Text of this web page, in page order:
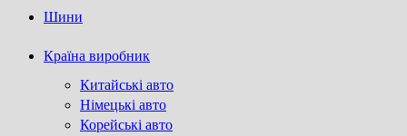
Шини
Країна виробник
Китайські авто
Німецькі авто
Корейські авто